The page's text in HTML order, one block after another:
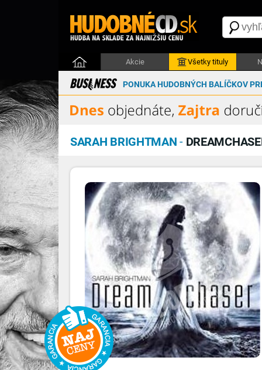
Akcie Všetky tituly
PONUKA HUDOBNÝCH BALÍČKOV
SARAH BRIGHTMAN -